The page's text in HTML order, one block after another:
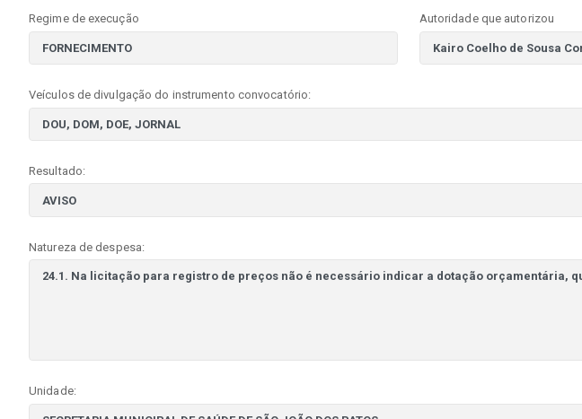
Regime de execução Autoridade que autorizou
Veículos de divulgação do instrumento convocatório:
Resultado:
Natureza de despesa:
Unidade: